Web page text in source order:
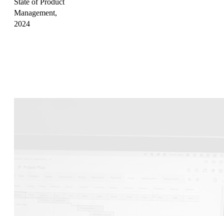
State of Product
Management,
2024